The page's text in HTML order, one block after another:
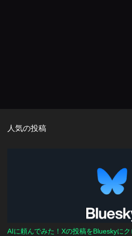
人気の投稿
AIに頼んでみた！Xの投稿をBlueskyに